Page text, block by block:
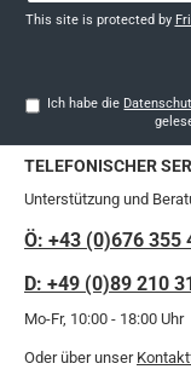
*
This site is protected by
Ich habe die
TELEFONISCHER
Unterstützung und
Ö: +43 (0)676 355
D: +49 (0)89 210
Mo-Fr, 10:00 - 18:00 Uhr
Oder über unser